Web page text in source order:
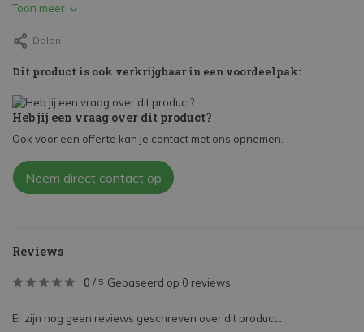
Toon meer
Delen
Dit product is ook verkrijgbaar in een voordeelpak:
Heb jij een vraag over dit product?
Ook voor een offerte kan je contact met ons opnemen.
Neem direct contact op
Reviews
0 / 5 Gebaseerd op 0 reviews
Er zijn nog geen reviews geschreven over dit product..